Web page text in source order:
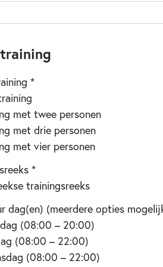
*
met twee personen
met drie personen
met vier personen
*
trainingsreeks
dag(en) (meerdere opties
(08:00 – 20:00)
(08:00 – 22:00)
(08:00 – 22:00)